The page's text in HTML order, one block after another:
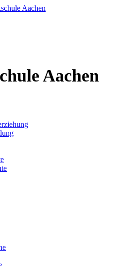
Aachen